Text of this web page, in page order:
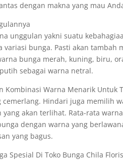
dengan makna yang mau
unggulan yakni suatu
bunga. Pasti akan tambah
bunga merah, kuning, biru,
sebagai warna netral.
Kombinasi Warna Menarik Untuk
cemerlang. Hindari juga memilih
akan terlihat. Rata-rata
dengan warna yang
yang bagus.
Spesial Di Toko Bunga Chila